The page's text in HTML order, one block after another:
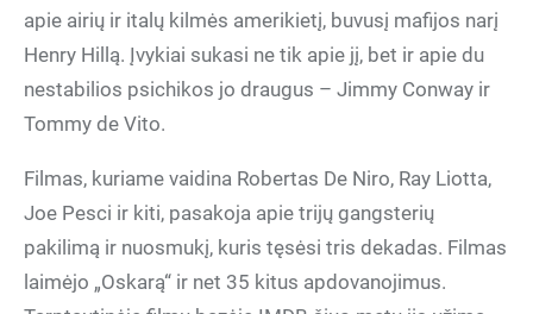
apie airių ir italų kilmės amerikietį, buvusį mafijos narį
Henry Hillą. Įvykiai sukasi ne tik apie jį, bet ir apie du
nestabilios psichikos jo draugus – Jimmy Conway ir
Tommy de Vito.
Filmas, kuriame vaidina Robertas De Niro, Ray Liotta,
Joe Pesci ir kiti, pasakoja apie trijų gangsterių
pakilimą ir nuosmukį, kuris tęsėsi tris dekadas. Filmas
laimėjo „Oskarą“ ir net 35 kitus apdovanojimus.